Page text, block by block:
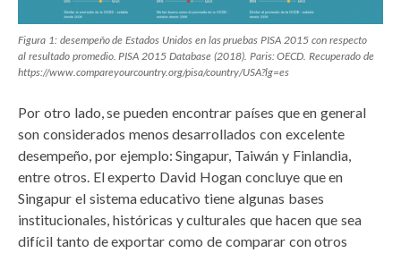
Figura 1: desempeño de Estados Unidos en las pruebas PISA 2015 con respecto
al resultado promedio. PISA 2015 Database (2018). Paris: OECD. Recuperado de
https://www.compareyourcountry.org/pisa/country/USA?lg=es
Por otro lado, se pueden encontrar países que en general
son considerados menos desarrollados con excelente
desempeño, por ejemplo: Singapur, Taiwán y Finlandia,
entre otros. El experto David Hogan concluye que en
Singapur el sistema educativo tiene algunas bases
institucionales, históricas y culturales que hacen que sea
difícil tanto de exportar como de comparar con otros